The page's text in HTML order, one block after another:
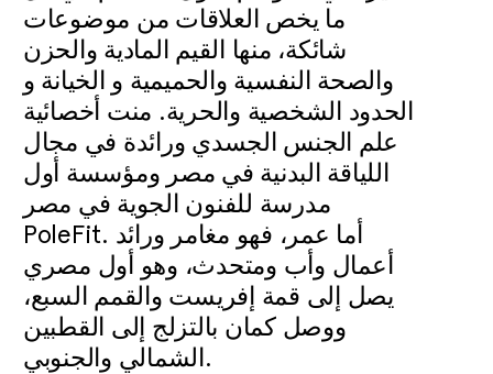
ما يخص العلاقات من موضوعات
شائكة، منها القيم المادية والحزن
والصحة النفسية والحميمية و الخيانة و
الحدود الشخصية والحرية. منت أخصائية
علم الجنس الجسدي ورائدة في مجال
اللياقة البدنية في مصر ومؤسسة أول
مدرسة للفنون الجوية في مصر
PoleFit. أما عمر، فهو مغامر ورائد
أعمال وأب ومتحدث، وهو أول مصري
يصل إلى قمة إفريست والقمم السبع،
ووصل كمان بالتزلج إلى القطبين
الشمالي والجنوبي.